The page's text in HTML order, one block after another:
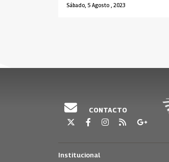
Sábado, 5 Agosto , 2023
CONTACTO
Institucional